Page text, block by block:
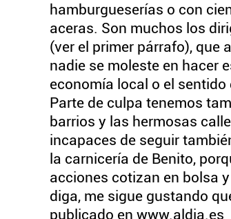
hamburgueserías o con
aceras. Son muchos los
(ver el primer párrafo), que
nadie se moleste en hacer
economía local o el
Parte de culpa tenemos
barrios y las hermosas
incapaces de seguir
la carnicería de Benito,
acciones cotizan en bolsa
diga, me sigue gustando
publicado en www.aldia.es